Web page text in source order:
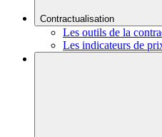
Contractualisation
Les outils de la
Les indicateurs de